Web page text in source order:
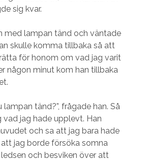
sig kvar.
med lampan tänd och väntade
skulle komma tillbaka så att
för honom om vad jag varit
någon minut kom han tillbaka
lampan tänd?”, frågade han. Så
vad jag hade upplevt. Han
och sa att jag bara hade
jag borde försöka somna
och besviken över att